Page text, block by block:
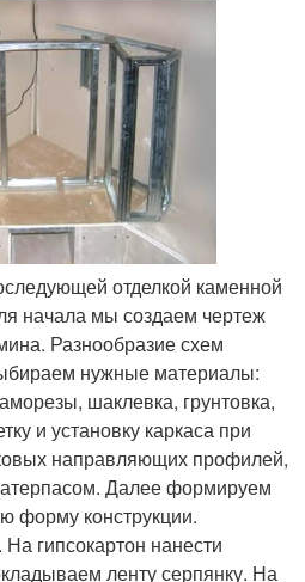
отделкой каменной
начала мы создаем чертеж
Разнообразие схем
нужные материалы:
шаклевка, грунтовка,
и установку каркаса при
направляющих профилей,
Далее формируем
форму конструкции.
гипсокартон нанести
ленту серпянку. На